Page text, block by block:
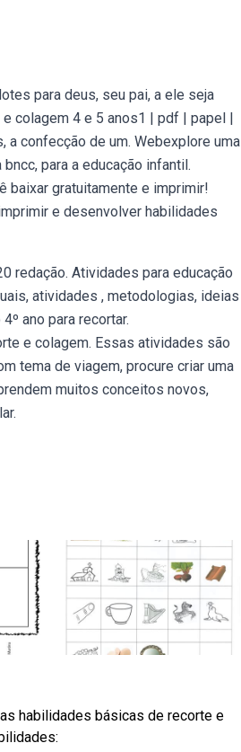
para deus, seu pai, a ele seja
colagem 4 e 5 anos1 | pdf | papel |
confecção de um. Webexplore uma
para a educação infantil.
baixar gratuitamente e imprimir!
e desenvolver habilidades
redação. Atividades para educação
atividades , metodologias, ideias
ano para recortar.
e colagem. Essas atividades são
tema de viagem, procure criar uma
muitos conceitos novos,
habilidades básicas de recorte e